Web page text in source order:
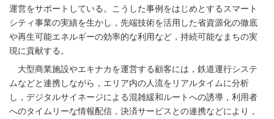
運営をサポートしている。こうした事例をはじめとするスマート
シティ事業の実績を生かし，先端技術を活用した省資源化の徹底
や再生可能エネルギーの効率的な利用など，持続可能なまちの実
現に貢献する。
大型商業施設やエキナカを運営する顧客には，鉄道運行システ
ムなどと連携しながら，エリア内の人流をリアルタイムに分析
し，デジタルサイネージによる混雑緩和ルートへの誘導，利用者
へのタイムリーな情報配信，決済サービスとの連携などにより，